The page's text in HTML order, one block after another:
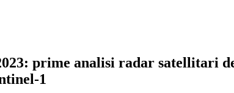
prime analisi radar satellitari
1